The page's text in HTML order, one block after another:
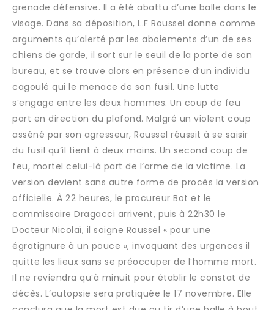
grenade défensive. Il a été abattu d’une balle dans le
visage. Dans sa déposition, L.F Roussel donne comme
arguments qu’alerté par les aboiements d’un de ses
chiens de garde, il sort sur le seuil de la porte de son
bureau, et se trouve alors en présence d’un individu
cagoulé qui le menace de son fusil. Une lutte
s’engage entre les deux hommes. Un coup de feu
part en direction du plafond. Malgré un violent coup
asséné par son agresseur, Roussel réussit à se saisir
du fusil qu’il tient à deux mains. Un second coup de
feu, mortel celui-là part de l’arme de la victime. La
version devient sans autre forme de procès la version
officielle. À 22 heures, le procureur Bot et le
commissaire Dragacci arrivent, puis à 22h30 le
Docteur Nicolaï, il soigne Roussel « pour une
égratignure à un pouce », invoquant des urgences il
quitte les lieux sans se préoccuper de l’homme mort.
Il ne reviendra qu’à minuit pour établir le constat de
décès. L’autopsie sera pratiquée le 17 novembre. Elle